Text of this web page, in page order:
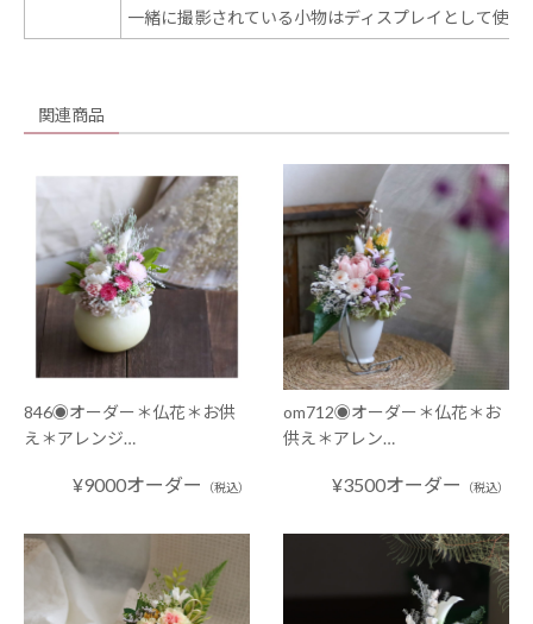
一緒に撮影されている小物はディスプレイとして使用
関連商品
846◉オーダー＊仏花＊お供
え＊アレンジ…
¥9000オーダー （税込）
om712◉オーダー＊仏花＊お
供え＊アレン…
¥3500オーダー （税込）